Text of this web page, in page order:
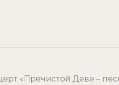
«Пречистой Деве –